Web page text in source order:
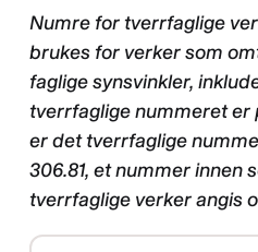
Numre for tverrfaglige
brukes for verker som
faglige synsvinkler,
tverrfaglige nummeret er
er det tverrfaglige
306.81, et nummer innen
tverrfaglige verker angis